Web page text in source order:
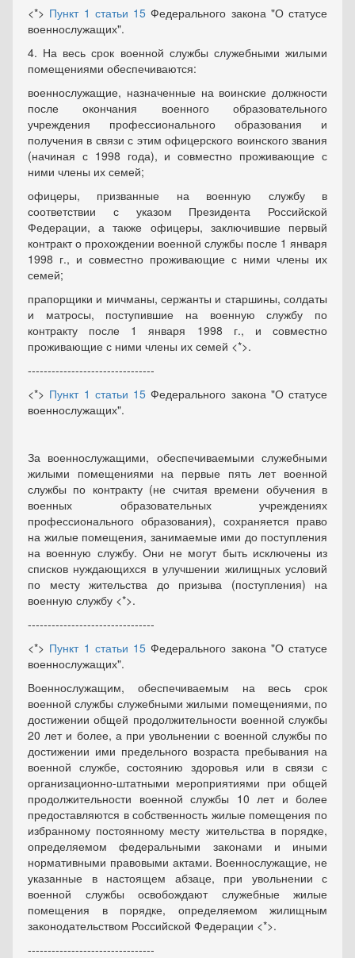
<*> Пункт 1 статьи 15 Федерального закона "О статусе
военнослужащих".
4. На весь срок военной службы служебными жилыми
помещениями обеспечиваются:
военнослужащие, назначенные на воинские должности
после окончания военного образовательного
учреждения профессионального образования и
получения в связи с этим офицерского воинского звания
(начиная с 1998 года), и совместно проживающие с
ними члены их семей;
офицеры, призванные на военную службу в
соответствии с указом Президента Российской
Федерации, а также офицеры, заключившие первый
контракт о прохождении военной службы после 1 января
1998 г., и совместно проживающие с ними члены их
семей;
прапорщики и мичманы, сержанты и старшины, солдаты
и матросы, поступившие на военную службу по
контракту после 1 января 1998 г., и совместно
проживающие с ними члены их семей <*>.
--------------------------------
<*> Пункт 1 статьи 15 Федерального закона "О статусе
военнослужащих".
За военнослужащими, обеспечиваемыми служебными
жилыми помещениями на первые пять лет военной
службы по контракту (не считая времени обучения в
военных образовательных учреждениях
профессионального образования), сохраняется право
на жилые помещения, занимаемые ими до поступления
на военную службу. Они не могут быть исключены из
списков нуждающихся в улучшении жилищных условий
по месту жительства до призыва (поступления) на
военную службу <*>.
--------------------------------
<*> Пункт 1 статьи 15 Федерального закона "О статусе
военнослужащих".
Военнослужащим, обеспечиваемым на весь срок
военной службы служебными жилыми помещениями, по
достижении общей продолжительности военной службы
20 лет и более, а при увольнении с военной службы по
достижении ими предельного возраста пребывания на
военной службе, состоянию здоровья или в связи с
организационно-штатными мероприятиями при общей
продолжительности военной службы 10 лет и более
предоставляются в собственность жилые помещения по
избранному постоянному месту жительства в порядке,
определяемом федеральными законами и иными
нормативными правовыми актами. Военнослужащие, не
указанные в настоящем абзаце, при увольнении с
военной службы освобождают служебные жилые
помещения в порядке, определяемом жилищным
законодательством Российской Федерации <*>.
--------------------------------